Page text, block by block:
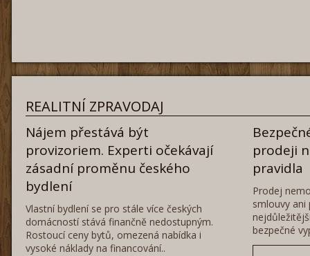
REALITNÍ ZPRAVODAJ
Nájem přestává být
provizoriem. Experti očekávají
zásadní proměnu českého
bydlení
Vlastní bydlení se pro stále více českých
domácností stává finančně nedostupným.
Rostoucí ceny bytů, omezená nabídka i
vysoké náklady na financování..
prodeji
pravidla
Prodej
smlouvy ani
bezpečné